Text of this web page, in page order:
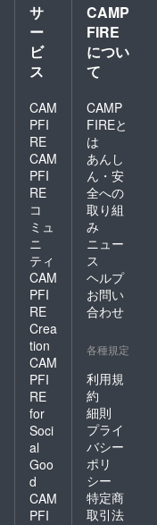
サ
ー
ビ
ス
CAM
PFI
RE
CAM
PFI
RE
コ
ミュ
ニ
ティ
CAM
PFI
RE
Crea
tion
CAM
PFI
RE
for
Soci
al
Goo
d
CAM
PFI
CAMP
FIRE
につい
て
CAMP
FIREと
は
あんし
ん・安
全への
取り組
み
ニュー
ス
ヘルプ
お問い
合わせ
各種規定
利用規
約
細則
プライ
バシー
ポリ
シー
特定商
取引法